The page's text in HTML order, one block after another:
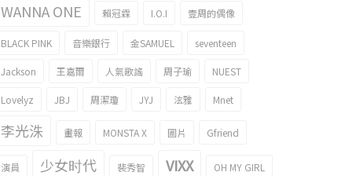
WANNA ONE 賴冠霖 I.O.I 壹周的偶像
BLACK PINK 音樂銀行 金SAMUEL seventeen
Jackson 王嘉爾 人氣歌謠 周子瑜 NUEST
Lovelyz JBJ 周潔瓊 JYJ 泫雅 Mnet
李光洙 畫報 MONSTA X 圖片 Gfriend
演員 少女时代 裴秀智 VIXX OH MY GIRL